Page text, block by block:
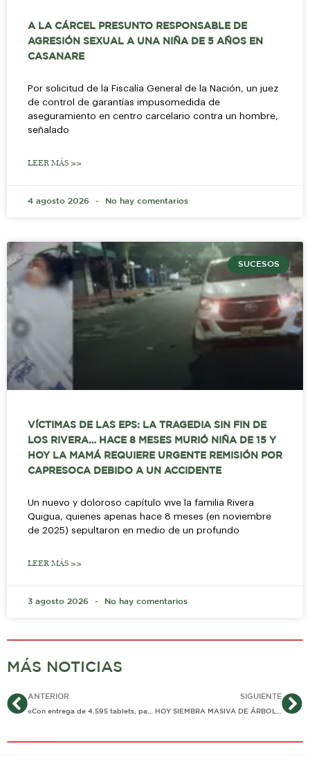
A LA CÁRCEL PRESUNTO RESPONSABLE DE
AGRESIÓN SEXUAL A UNA NIÑA DE 5 AÑOS EN
CASANARE
Por solicitud de la Fiscalía General de la Nación, un juez
de control de garantías impusomedida de
aseguramiento en centro carcelario contra un hombre,
señalado
LEER MÁS >>
4 agosto 2026 No hay comentarios
SUCESOS
VÍCTIMAS DE LAS EPS: LA TRAGEDIA SIN FIN DE
LOS RIVERA… HACE 8 MESES MURIÓ NIÑA DE 15 Y
HOY LA MAMÁ REQUIERE URGENTE REMISIÓN POR
CAPRESOCA DEBIDO A UN ACCIDENTE
Un nuevo y doloroso capítulo vive la familia Rivera
Quigua, quienes apenas hace 8 meses (en noviembre
de 2025) sepultaron en medio de un profundo
LEER MÁS >>
3 agosto 2026 No hay comentarios
MÁS NOTICIAS
AntANTERIOR SIGUIENTE